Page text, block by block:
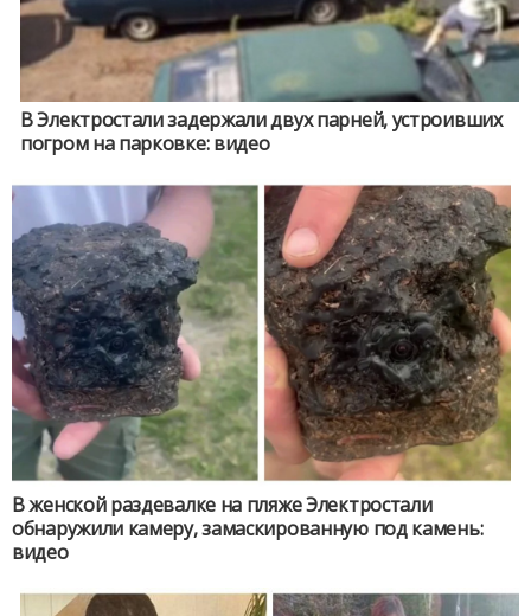
В Электростали задержали двух парней, устроивших
погром на парковке: видео
В женской раздевалке на пляже Электростали
обнаружили камеру, замаскированную под камень:
видео